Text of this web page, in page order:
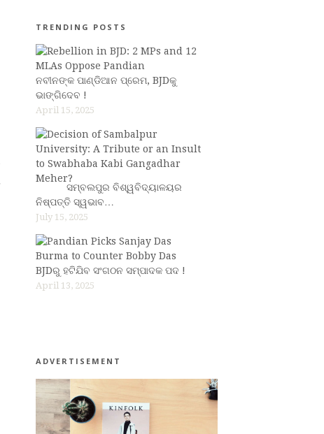
TRENDING POSTS
ନବୀନଙ୍କ ପାଣ୍ଡିଆନ ପ୍ରେମ, BJDକୁ
ଭାଙ୍ଗିଦେବ !
April 15, 2025
ସମ୍ବଲପୁର ବିଶ୍ୱବିଦ୍ୟାଳୟର
ନିଷ୍ପତ୍ତି ସ୍ୱଭାବ…
July 15, 2025
BJDରୁ ହଟିଯିବ ସଂଗଠନ ସମ୍ପାଦକ ପଦ !
April 13, 2025
ADVERTISEMENT